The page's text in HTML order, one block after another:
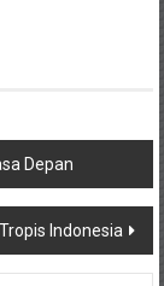
Depan
Indonesia